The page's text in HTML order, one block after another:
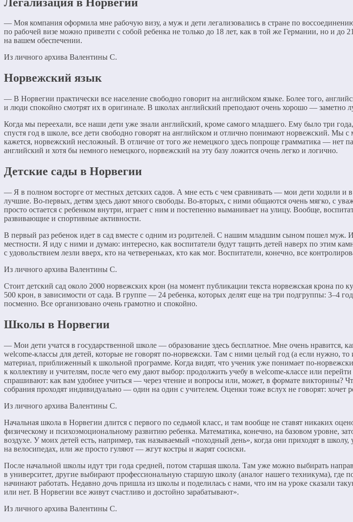
— Моя компания оформила мне рабочую визу, а муж и дети легализовались в стране по
по рабочей визе можно привезти с собой ребенка не только до 18 лет, как в той же Германии, но и
на вашем обеспечении.
Из личного архива Валентины С.
Норвежский язык
— В Норвегии практически все население свободно говорит на английском языке. Более того,
и люди спокойно смотрят их в оригинале. В школах английский преподают очень хорошо — заметно
Когда мы переехали, все наши дети уже знали английский, кроме самого младшего. Ему было три
спустя год в школе, все дети свободно говорят на английском и отлично понимают норвежский. Мы
кажется, норвежский несложный. В отличие от того же немецкого здесь попроще грамматика — нет
английский и хотя бы немного немецкого, норвежский на эту базу ложится очень легко и логично.
Детские сады в Норвегии
— Я в полном восторге от местных детских садов. А мне есть с чем сравнивать — мои дети ходили и
лучшие. Во-первых, детям здесь дают много свободы. Во-вторых, с ними общаются очень мягко, с
просто остается с ребенком внутри, играет с ним и постепенно выманивает на улицу. Вообще,
развивающие и спортивные активности.
В первый раз ребенок идет в сад вместе с одним из родителей. С нашим младшим сыном пошел муж.
местности. Я иду с ними и думаю: интересно, как воспитатели будут тащить детей наверх по этим
с удовольствием лезли вверх, кто на четвереньках, кто как мог. Воспитатели, конечно, все
Из личного архива Валентины С.
Стоит детский сад около 2000 норвежских крон (на момент публикации текста норвежская крона по
500 крон, в зависимости от сада. В группе — 24 ребенка, которых делят еще на три подгруппы: 3–4
посменно. Все организовано очень грамотно и спокойно.
Школы в Норвегии
— Мои дети учатся в государственной школе — образование здесь бесплатное. Мне очень нравится,
welcome-классы для детей, которые не говорят по-норвежски. Там с ними целый год (а если нужно,
материал, приближенный к школьной программе. Когда видят, что ученик уже понимает по-
к коллективу и учителям, после чего ему дают выбор: продолжить учебу в welcome-классе или
спрашивают: как вам удобнее учиться — через чтение и вопросы или, может, в формате викторины?
собрания проходят индивидуально — один на один с учителем. Оценки тоже вслух не говорят:
Из личного архива Валентины С.
Начальная школа в Норвегии длится с первого по седьмой класс, и там вообще не ставят никаких
физическому и психоэмоциональному развитию ребенка. Математика, конечно, на базовом уровне,
воздухе. У моих детей есть, например, так называемый «походный день», когда они приходят в
на велосипедах, или же просто гуляют — жгут костры и жарят сосиски.
После начальной школы идут три года средней, потом старшая школа. Там уже можно выбирать
в университет, другие выбирают профессиональную старшую школу (аналог нашего техникума), где
начинают работать. Недавно дочь пришла из школы и поделилась с нами, что им на уроке сказали
или нет. В Норвегии все живут счастливо и достойно зарабатывают».
Из личного архива Валентины С.